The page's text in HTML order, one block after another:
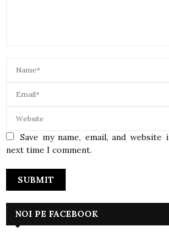
Save my name, email, and
next time I comment.
NOI PE FACEBOOK